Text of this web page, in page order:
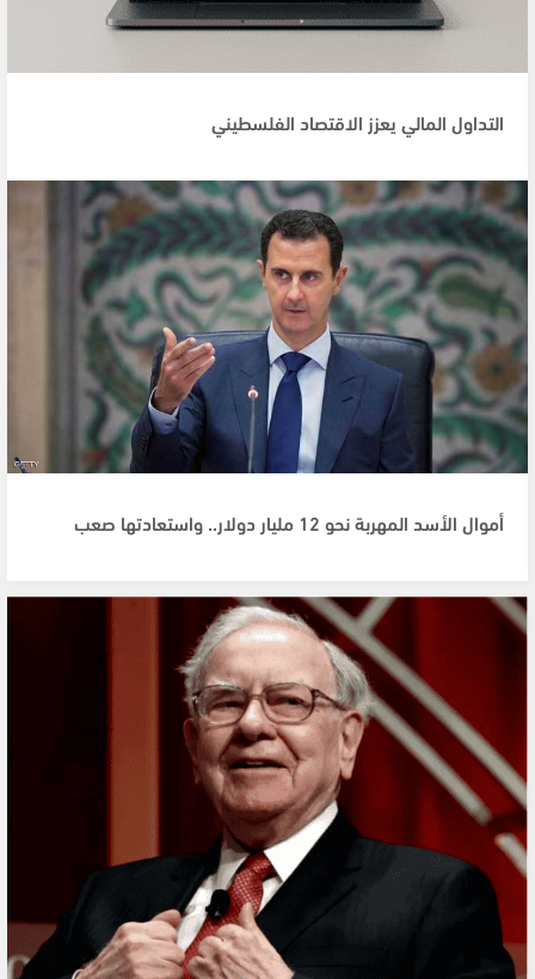
التداول المالي يعزز الاقتصاد الفلسطيني
أموال الأسد المهربة نحو 12 مليار دولار.. واستعادتها صعب